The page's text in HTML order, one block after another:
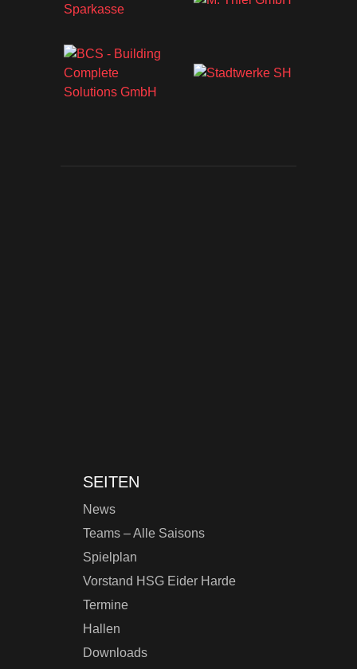
SEITEN
News
Teams – Alle Saisons
Spielplan
Vorstand HSG Eider Harde
Termine
Hallen
Downloads